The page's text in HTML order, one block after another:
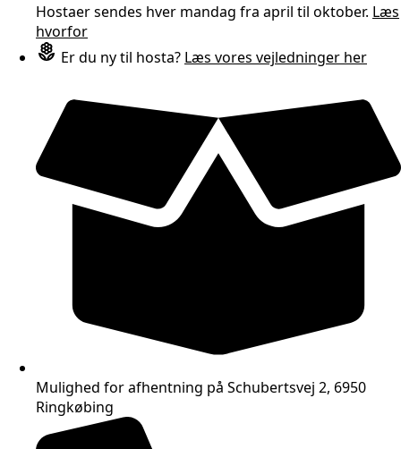
Hostaer sendes hver mandag fra april til oktober. Læs
hvorfor
Er du ny til hosta? Læs vores vejledninger her
Mulighed for afhentning på Schubertsvej 2, 6950
Ringkøbing